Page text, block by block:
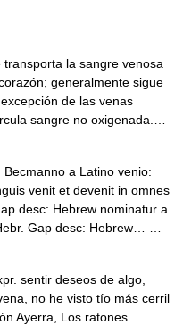
la sangre venosa
generalmente sigue
de las venas
sangre no oxigenada.…
Becmanno a Latino venio:
venit et devenit in omnes
desc: Hebrew nominatur a
Gap desc: Hebrew… …
sentir deseos de algo,
no he visto tío más cerril
Ayerra, Los ratones